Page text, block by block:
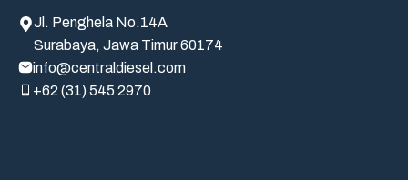
Jl. Penghela No.14A
Surabaya, Jawa Timur 60174
info@centraldiesel.com
+62 (31) 545 2970